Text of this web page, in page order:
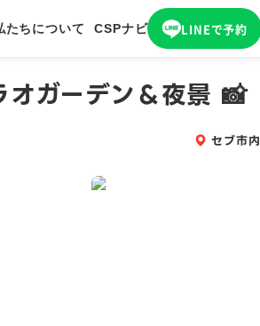
たちについて CSPナビ LINEで予約
ガーデン＆夜景 📸
セブ市内